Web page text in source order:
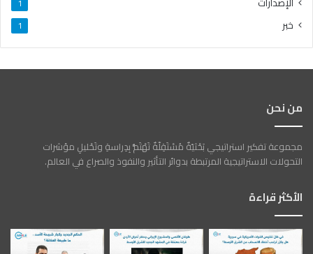
1
خبر 1
من نحن
مجموعة تفكير استراتيجي بَحْثيّةٌ مُسْتَقِلّةٌ تَهْتَمُّ بِدِراسةِ وتَحْليلِ مؤشرات
التحولات الاستراتيجية المرتبطة بدوائر التأثير والنفوذ والصراع في العالم.
الأكثر قراءة